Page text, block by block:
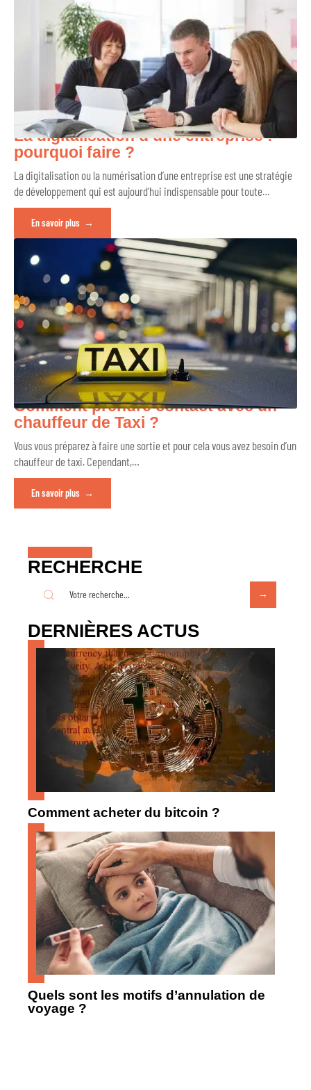
La digitalisation d’une entreprise :
pourquoi faire ?
La digitalisation ou la numérisation d’une entreprise est une stratégie
de développement qui est aujourd’hui indispensable pour toute…
En savoir plus
Comment prendre contact avec un
chauffeur de Taxi ?
Vous vous préparez à faire une sortie et pour cela vous avez besoin d’un
chauffeur de taxi. Cependant,…
En savoir plus
RECHERCHE
DERNIÈRES ACTUS
Comment acheter du bitcoin ?
Quels sont les motifs d’annulation de
voyage ?